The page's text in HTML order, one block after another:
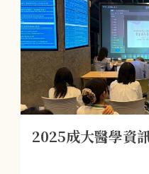
2025成大醫學資